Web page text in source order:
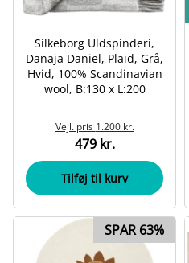
Silkeborg Uldspinderi,
Danaja Daniel, Plaid, Grå,
Hvid, 100% Scandinavian
wool, B:130 x L:200
Vejl. pris 1.200 kr.
479 kr.
Tilføj til kurv
SPAR 63%